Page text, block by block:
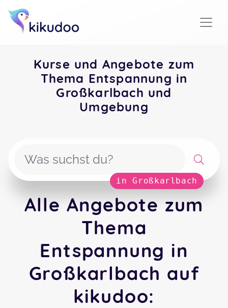
Kurse und Angebote zum
Thema Entspannung in
Großkarlbach und
Umgebung
in Großkarlbach
Alle Angebote zum
Thema
Entspannung in
Großkarlbach auf
kikudoo: